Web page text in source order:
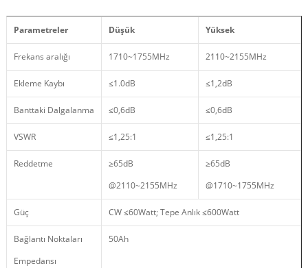
Parametreler Düşük Yüksek
Frekans aralığı 1710~1755MHz 2110~2155MHz
Ekleme Kaybı ≤1.0dB ≤1,2dB
Banttaki Dalgalanma ≤0,6dB ≤0,6dB
VSWR ≤1,25:1 ≤1,25:1
Reddetme
≥65dB
@2110~2155MHz
≥65dB
@1710~1755MHz
Güç CW ≤60Watt; Tepe Anlık ≤600Watt
Bağlantı Noktaları
Empedansı
50Ah